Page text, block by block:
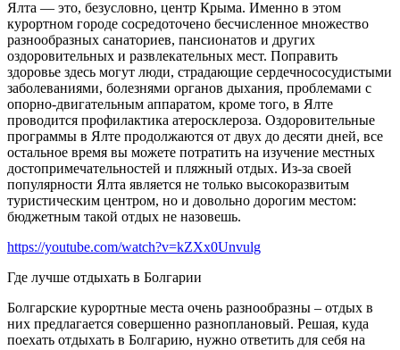
Ялта — это, безусловно, центр Крыма. Именно в этом
курортном городе сосредоточено бесчисленное множество
разнообразных санаториев, пансионатов и других
оздоровительных и развлекательных мест. Поправить
здоровье здесь могут люди, страдающие сердечнососудистыми
заболеваниями, болезнями органов дыхания, проблемами с
опорно-двигательным аппаратом, кроме того, в Ялте
проводится профилактика атеросклероза. Оздоровительные
программы в Ялте продолжаются от двух до десяти дней, все
остальное время вы можете потратить на изучение местных
достопримечательностей и пляжный отдых. Из-за своей
популярности Ялта является не только высокоразвитым
туристическим центром, но и довольно дорогим местом:
бюджетным такой отдых не назовешь.
https://youtube.com/watch?v=kZXx0Unvulg
Где лучше отдыхать в Болгарии
Болгарские курортные места очень разнообразны – отдых в
них предлагается совершенно разноплановый. Решая, куда
поехать отдыхать в Болгарию, нужно ответить для себя на